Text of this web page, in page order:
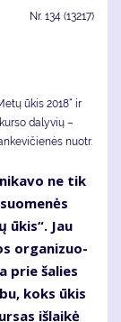
Nr. 134 (13217)
ūkis 2018“ ir
dalyvių –
nuotr.
ne tik
ūkis“. Jau
or­ga­ni­zuo­
prie ša­lies
koks ūkis
iš­lai­kė